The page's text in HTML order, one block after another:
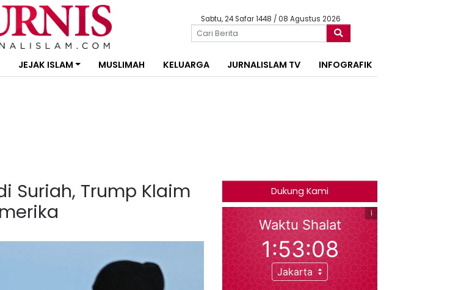
Sabtu, 24 Safar 1448 / 08 Agustus 2026
JEJAK ISLAM MUSLIMAH KELUARGA JURNALISLAM TV INFOGRAFIK
Suriah, Trump Klaim
Dukung Kami